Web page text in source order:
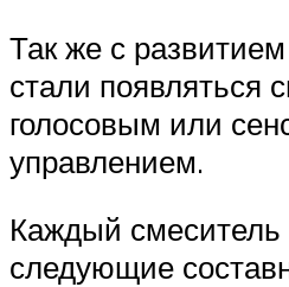
Так же с развитием
стали появляться
голосовым или
управлением.
Каждый смеситель
следующие